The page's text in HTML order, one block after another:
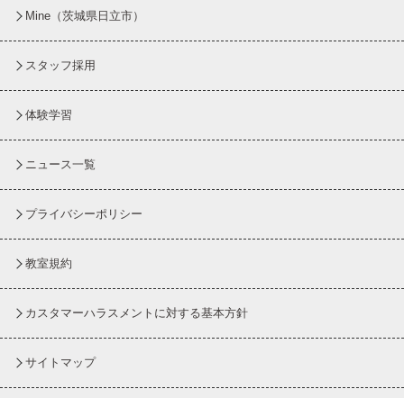
Mine（茨城県日立市）
スタッフ採用
体験学習
ニュース一覧
プライバシーポリシー
教室規約
カスタマーハラスメントに対する基本方針
サイトマップ